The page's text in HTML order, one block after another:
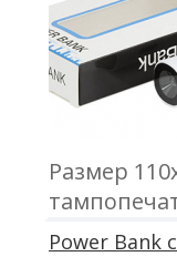
Размер
Power Bank